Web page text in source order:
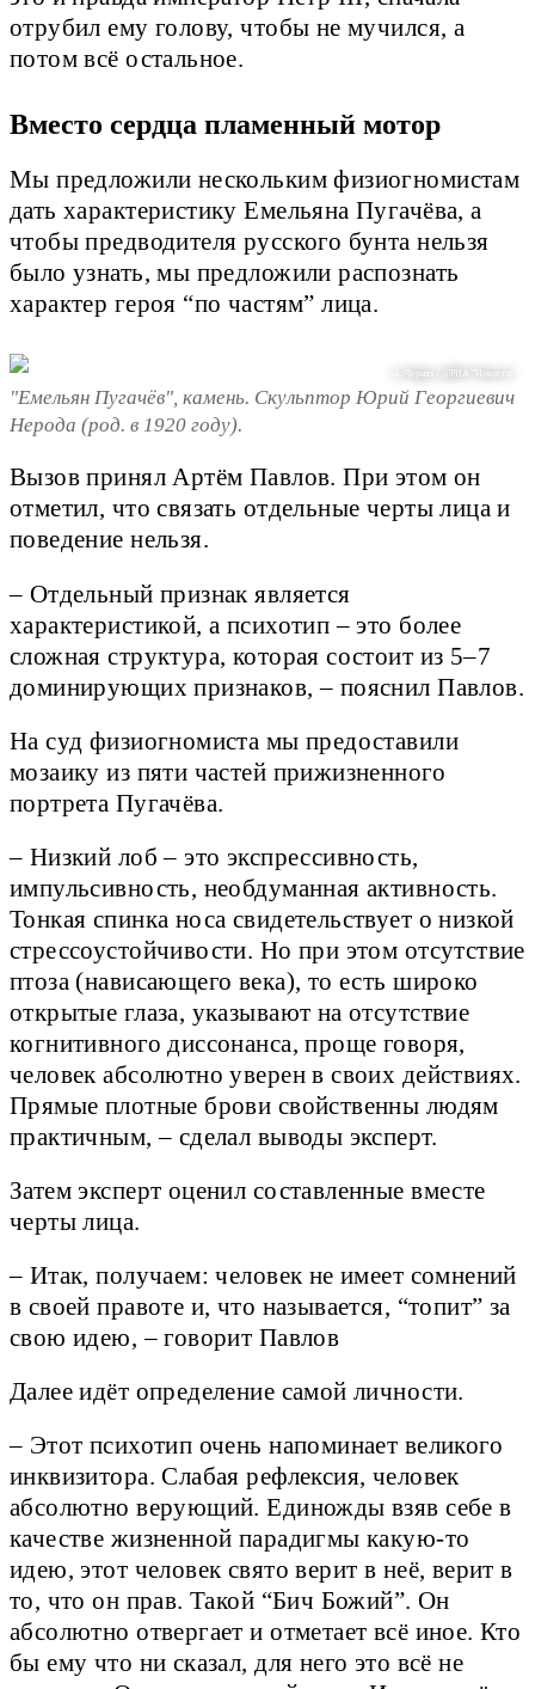
отрубил ему голову, чтобы не мучился, а
потом всё остальное.
Вместо сердца пламенный мотор
Мы предложили нескольким физиогномистам
дать характеристику Емельяна Пугачёва, а
чтобы предводителя русского бунта нельзя
было узнать, мы предложили распознать
характер героя “по частям” лица.
А. Черняк / @РИА "Новости"
"Емельян Пугачёв", камень. Скульптор Юрий Георгиевич
Нерода (род. в 1920 году).
Вызов принял Артём Павлов. При этом он
отметил, что связать отдельные черты лица и
поведение нельзя.
– Отдельный признак является
характеристикой, а психотип – это более
сложная структура, которая состоит из 5–7
доминирующих признаков, – пояснил Павлов.
На суд физиогномиста мы предоставили
мозаику из пяти частей прижизненного
портрета Пугачёва.
– Низкий лоб – это экспрессивность,
импульсивность, необдуманная активность.
Тонкая спинка носа свидетельствует о низкой
стрессоустойчивости. Но при этом отсутствие
птоза (нависающего века), то есть широко
открытые глаза, указывают на отсутствие
когнитивного диссонанса, проще говоря,
человек абсолютно уверен в своих действиях.
Прямые плотные брови свойственны людям
практичным, – сделал выводы эксперт.
Затем эксперт оценил составленные вместе
черты лица.
– Итак, получаем: человек не имеет сомнений
в своей правоте и, что называется, “топит” за
свою идею, – говорит Павлов
Далее идёт определение самой личности.
– Этот психотип очень напоминает великого
инквизитора. Слабая рефлексия, человек
абсолютно верующий. Единожды взяв себе в
качестве жизненной парадигмы какую-то
идею, этот человек свято верит в неё, верит в
то, что он прав. Такой “Бич Божий”. Он
абсолютно отвергает и отметает всё иное. Кто
бы ему что ни сказал, для него это всё не